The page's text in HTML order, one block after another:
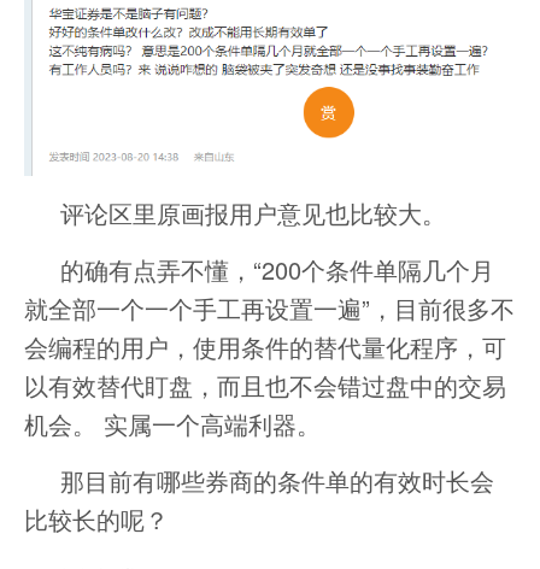
评论区里原画报用户意见也比较大。
的确有点弄不懂，“200个条件单隔几个月
就全部一个一个手工再设置一遍”，目前很多不
会编程的用户，使用条件的替代量化程序，可
以有效替代盯盘，而且也不会错过盘中的交易
机会。 实属一个高端利器。
那目前有哪些券商的条件单的有效时长会
比较长的呢？